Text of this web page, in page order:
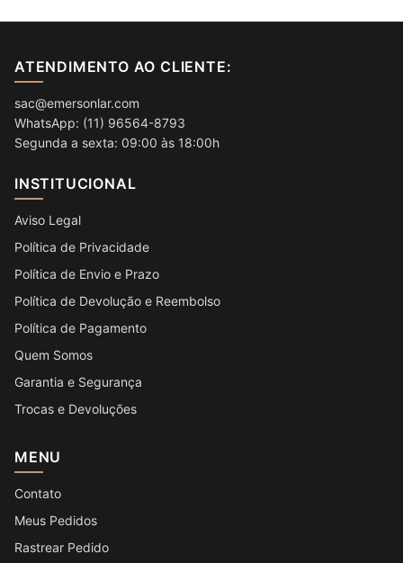
ATENDIMENTO AO CLIENTE:
sac@emersonlar.com
WhatsApp: (11) 96564-8793
Segunda a sexta: 09:00 às 18:00h
INSTITUCIONAL
Aviso Legal
Política de Privacidade
Política de Envio e Prazo
Política de Devolução e Reembolso
Política de Pagamento
Quem Somos
Garantia e Segurança
Trocas e Devoluções
MENU
Contato
Meus Pedidos
Rastrear Pedido